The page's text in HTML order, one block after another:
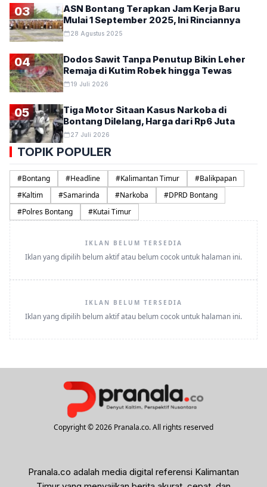
03
ASN Bontang Terapkan Jam Kerja Baru
Mulai 1 September 2025, Ini Rinciannya
28 Agustus 2025
04
Dodos Sawit Tanpa Penutup Bikin Leher
Remaja di Kutim Robek hingga Tewas
19 Juli 2026
05
Tiga Motor Sitaan Kasus Narkoba di
Bontang Dilelang, Harga dari Rp6 Juta
27 Juli 2026
TOPIK POPULER
#Bontang #Headline #Kalimantan Timur #Balikpapan
#Kaltim #Samarinda #Narkoba #DPRD Bontang
#Polres Bontang #Kutai Timur
IKLAN BELUM TERSEDIA
Iklan yang dipilih belum aktif atau belum cocok untuk halaman ini.
IKLAN BELUM TERSEDIA
Iklan yang dipilih belum aktif atau belum cocok untuk halaman ini.
Copyright © 2026 Pranala.co. All rights reserved
Pranala.co adalah media digital referensi Kalimantan